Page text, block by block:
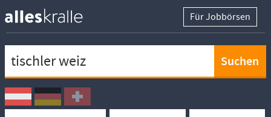
Für Jobbörsen
Ortssuche
Umkreissuche
Arbeitsform